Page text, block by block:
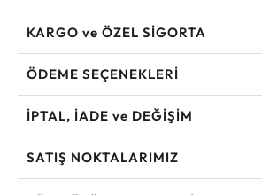
KARGO ve ÖZEL SİGORTA
ÖDEME SEÇENEKLERİ
İPTAL, İADE ve DEĞİŞİM
SATIŞ NOKTALARIMIZ